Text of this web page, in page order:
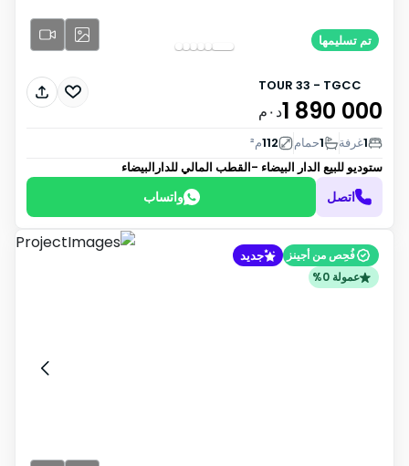
تم تسليمها
TOUR 33 - TGCC
1 890 000د٠م
1غرفة 1حمام 112م²
ستوديو للبيع الدار البيضاء -القطب المالي للدارالبيضاء
اتصل واتساب
فُحِص من أجينز جديد
عمولة 0%